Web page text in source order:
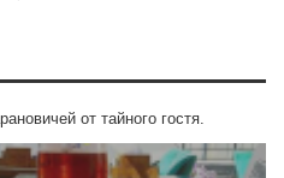
от тайного гостя.